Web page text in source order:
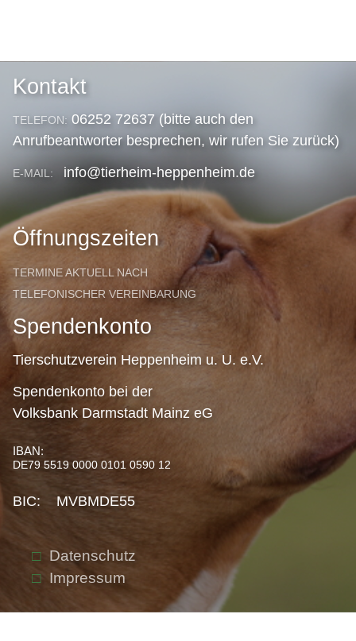
Kontakt
TELEFON: 06252 72637 (bitte auch den
Anrufbeantworter besprechen, wir rufen Sie zurück)
E-MAIL: info@tierheim-heppenheim.de
Öffnungszeiten
TERMINE AKTUELL NACH
TELEFONISCHER VEREINBARUNG
Spendenkonto
Tierschutzverein Heppenheim u. U. e.V.
Spendenkonto bei der
Volksbank Darmstadt Mainz eG
IBAN:
DE79 5519 0000 0101 0590 12
BIC: MVBMDE55
Datenschutz
Impressum